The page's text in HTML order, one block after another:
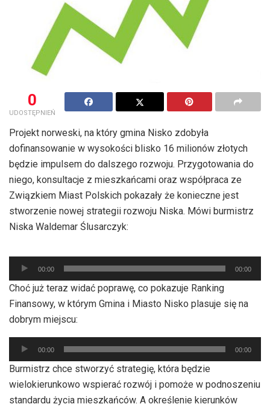
0
UDOSTĘPNIEŃ
Projekt norweski, na który gmina Nisko zdobyła
dofinansowanie w wysokości blisko 16 milionów złotych
będzie impulsem do dalszego rozwoju. Przygotowania do
niego, konsultacje z mieszkańcami oraz współpraca ze
Związkiem Miast Polskich pokazały że konieczne jest
stworzenie nowej strategii rozwoju Niska. Mówi burmistrz
Niska Waldemar Ślusarczyk:
Odtwarzacz
plików
dźwiękowych
00:00 00:00
Choć już teraz widać poprawę, co pokazuje Ranking
Finansowy, w którym Gmina i Miasto Nisko plasuje się na
dobrym miejscu:
Odtwarzacz
plików
dźwiękowych
00:00 00:00
Burmistrz chce stworzyć strategię, która będzie
wielokierunkowo wspierać rozwój i pomoże w podnoszeniu
standardu życia mieszkańców. A określenie kierunków